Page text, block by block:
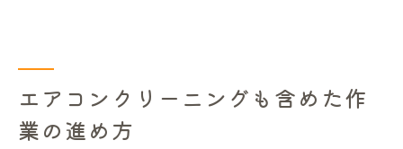
エアコンクリーニングも含めた作
業の進め方